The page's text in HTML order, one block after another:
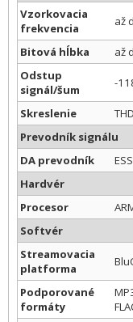
Vzorkovacia
frekvencia
až
Bitová hĺbka
až
Odstup
signál/šum
-
Skreslenie
Prevodník signálu
DA prevodník
Hardvér
Procesor
Softvér
Streamovacia
platforma
Podporované
formáty